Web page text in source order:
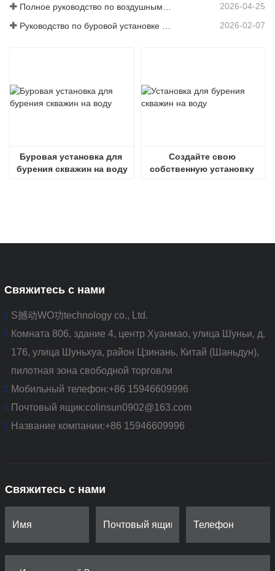
2026-04-25
2026-02-07
Буровая установка для
бурения скважин на воду
Создайте свою
собственную установку
Свяжитесь с нами
S撼动WO功technology co., Ltd.
Комната 806, здание 4, центр Хуанмао, улица Шуньи, д.
176, улица Шуньхуа, район Цзинань, Китай (Шаньдун),
пилотная зона свободной торговли
Мобильный телефон:+86 15946609996
Почтовый ящик:colinsun0902@163.com
Название компании:+86 15946609996
Свяжитесь с нами